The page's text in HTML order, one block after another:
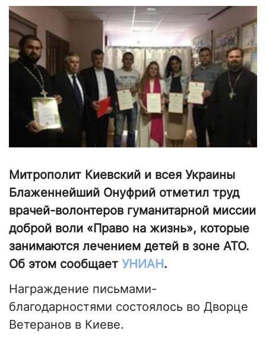
Митрополит Киевский и всея Украины
Блаженнейший Онуфрий отметил труд
врачей-волонтеров гуманитарной миссии
доброй воли «Право на жизнь», которые
занимаются лечением детей в зоне АТО.
Об этом сообщает УНИАН.
Награждение письмами-
благодарностями состоялось во Дворце
Ветеранов в Киеве.